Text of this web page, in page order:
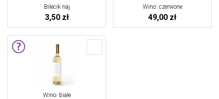
Bilecik naj
3,50 zł
Wino: czerwone
49,00 zł
Wino: białe